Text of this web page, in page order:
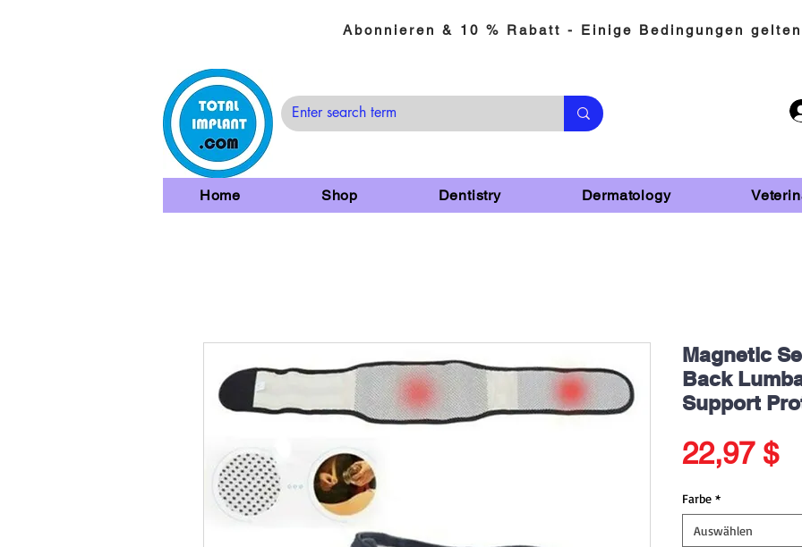
Abonnieren & 10 % Rabatt - Einige Bedingungen gelten
Home Shop Dentistry Dermatology
Magnetic
Back
Support
22,97 $
Farbe *
Auswählen